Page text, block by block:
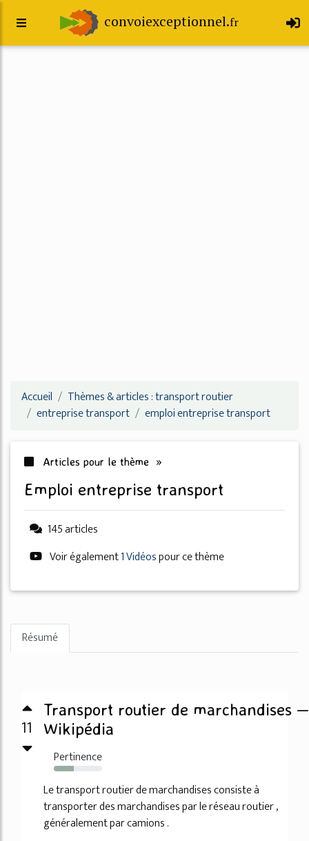
convoiexceptionnel.fr
Accueil
Thèmes & articles : transport routier
entreprise transport
emploi entreprise transport
Articles pour le thème »
emploi entreprise transport
145 articles
Voir également1 Vidéospour ce thème
Résumé
11
Transport routier de marchandises —
Wikipédia
Pertinence
42%
Le transport routier de marchandises consiste à
transporter des marchandises par le réseau routier ,
généralement par camions .